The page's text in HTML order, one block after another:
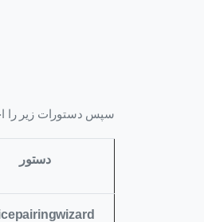
سپس دستورات زیر را
دستور